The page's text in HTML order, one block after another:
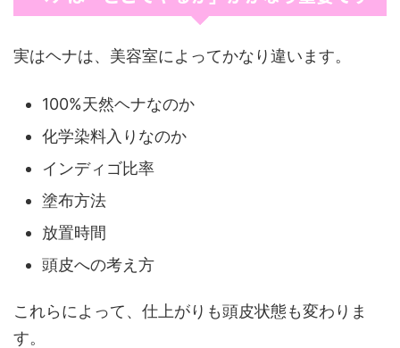
実はヘナは、美容室によってかなり違います。
100%天然ヘナなのか
化学染料入りなのか
インディゴ比率
塗布方法
放置時間
頭皮への考え方
これらによって、仕上がりも頭皮状態も変わりま
す。